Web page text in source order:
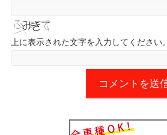
上に表示された文字を入力してください。